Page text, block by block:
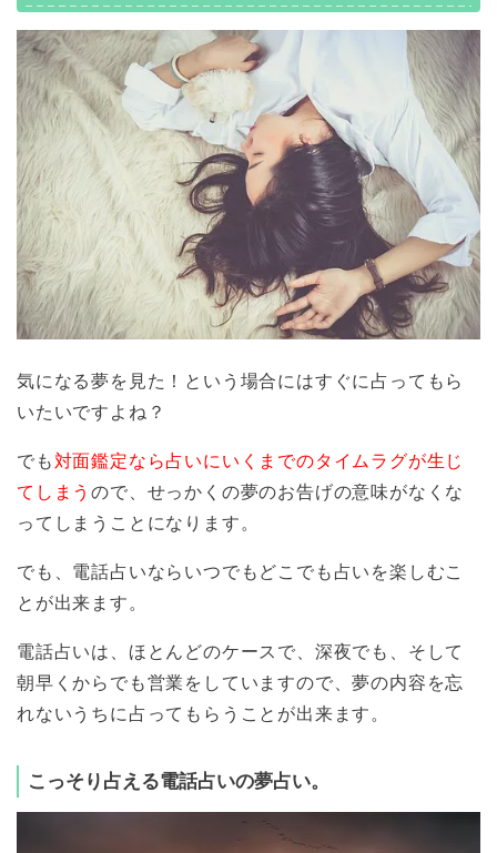
気になる夢を見た！という場合にはすぐに占ってもら
いたいですよね？
でも対面鑑定なら占いにいくまでのタイムラグが生じ
てしまうので、せっかくの夢のお告げの意味がなくな
ってしまうことになります。
でも、電話占いならいつでもどこでも占いを楽しむこ
とが出来ます。
電話占いは、ほとんどのケースで、深夜でも、そして
朝早くからでも営業をしていますので、夢の内容を忘
れないうちに占ってもらうことが出来ます。
こっそり占える電話占いの夢占い。